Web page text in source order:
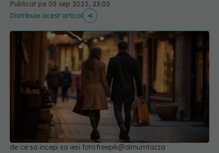
Publicat pe 05 sep 2023, 23:03
Distribuie acest articol
de ce sa incepi sa iesi foto:freepik@almumtazza